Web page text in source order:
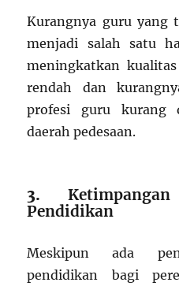
Kurangnya guru yang
menjadi salah satu
meningkatkan
rendah dan
profesi guru kurang
daerah pedesaan.
3.
Pendidikan
Meskipun ada
pendidikan bagi